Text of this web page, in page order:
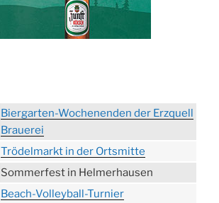
Biergarten-Wochenenden der Erzquell
Brauerei
Trödelmarkt in der Ortsmitte
Sommerfest in Helmerhausen
Beach-Volleyball-Turnier